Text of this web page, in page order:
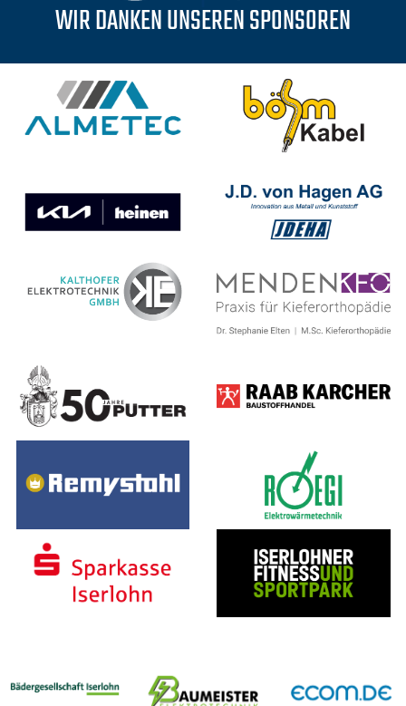
WIR DANKEN UNSEREN SPONSOREN